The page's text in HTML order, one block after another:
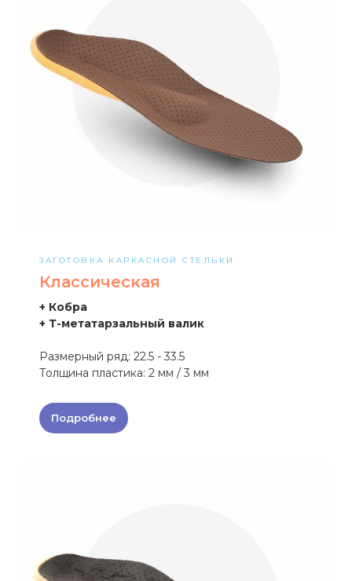
ЗАГОТОВКА КАРКАСНОЙ СТЕЛЬКИ
Классическая
+ Кобра
+ Т-метатарзальный валик
Размерный ряд: 22.5 - 33.5
Толщина пластика: 2 мм / 3 мм
Подробнее